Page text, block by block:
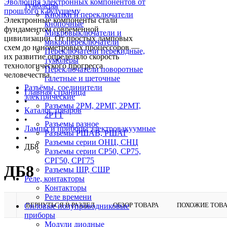
тумблеры
Кнопки и переключатели
кнопочные
Микровыключатели и
микропереключатели
Переключатели перекидные,
тумблеры
Переключатели поворотные
галетные и щеточные
Разъёмы, соединители
электрические
Разъемы 2РМ, 2РМГ, 2РМТ,
2РТТ
Разъемы разное
Разъемы РШАВ, РШАГ
Разъемы серии ОНЦ, СНЦ
Разъемы серии СР50, СР75,
СРГ50, СРГ75
Разъемы ШР, СШР
Реле, контакторы
Контакторы
Реле времени
Силовые полупроводниковые
приборы
Модули диодные
Эволюция электронных компонентов от
прошлого к будущему
Электронные компоненты стали
фундаментом современной
цивилизации. От простых ламповых
схем до нанометровых процессоров —
их развитие определяло скорость
технологического прогресса
человечества.
Главная страница
•
Каталог товаров
•
Лампы и приборы электровакуумные
•
ДБ8
ДБ8
ВЕРНУТЬСЯ В РАЗДЕЛ ОБЗОР ТОВАРА ПОХОЖИЕ